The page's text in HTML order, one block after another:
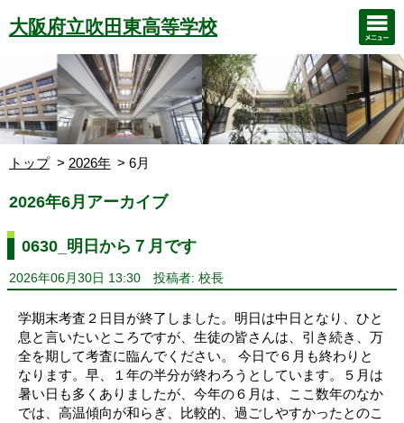
大阪府立吹田東高等学校
トップ 2026年 6月
2026年6月アーカイブ
0630_明日から７月です
2026年06月30日 13:30 投稿者: 校長
学期末考査２日目が終了しました。明日は中日となり、ひと
息と言いたいところですが、生徒の皆さんは、引き続き、万
全を期して考査に臨んでください。 今日で６月も終わりと
なります。早、１年の半分が終わろうとしています。５月は
暑い日も多くありましたが、今年の６月は、ここ数年のなか
では、高温傾向が和らぎ、比較的、過ごしやすかったとのこ